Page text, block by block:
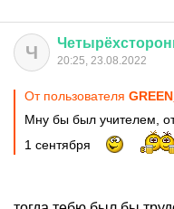
Ч 20:25, 23.08.2022
От пользователя
Мну бы был учителем,
1 сентября